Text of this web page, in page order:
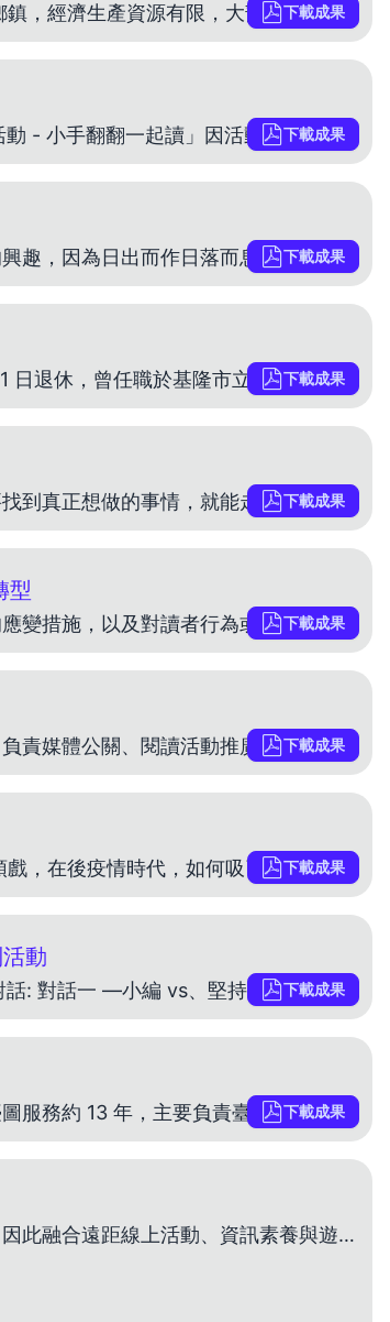
提案者 紀博妃 胡玉美 企劃感想 臺東縣延平鄉是典型偏鄉原住民鄉鎮，經濟生產資源有限，大部分人口都以農業生產為主，中低收入戶比率偏高，有鑑於此，希望透過繪本說故事的互動方式，啟發小朋友認識金錢的
下載成果
提案者 陳貞云 陳婉琦 企劃感想 「109 年臺中市閱讀起步走系列活動 - 小手翻翻一起讀」因活動規劃初期，適逢新型冠狀肺炎(COVID-19)疫情，無法預期疫情的未來發展，在館長的建議下，開始
下載成果
提案者 陳思儒 企劃感想 閱讀這件事本來就是鄉鎮長者較少涉略的興趣，因為日出而作日落而息的生活方式， 規律且單純，而且多數長者學歷較低，認字對長者來說，也是一道難題，聽到讀書總是退 避三舍。此次
下載成果
基隆市立文化中心圖書館約聘人員、彰化縣立文化中心圖書館約聘人員、臺北市立圖書館書記。本身主修的是 圖書
下載成果
提案者 洪敦明 企劃感想 過去輔導中輟生的經驗裡，一個孩子只要找到真正想做的事情，就能走出人生的卡關。為了接觸圖書館的潛在讀者 - 青少年，策展嘗試將「書」重新定義為人生未來之門的 「鑰匙」，借
下載成果
型
提案者 洪敦明 企劃感想 疫情下策劃閱讀推廣活動，考驗圖書館的應變措施，以及對讀者行為或心態改變的掌握度。企劃從眾多網友的提問為起點:14 天可以做什麼?可以追劇、大吃大喝、也可是閉關成為職人的
下載成果
提案者 蔡家嫻 企劃感想 服務於國立公共資訊圖書館輔導推廣科，負責媒體公關、閱讀活動推廣行銷、圖書館導覽解說服務。閱讀推廣行銷首重活動內容的共鳴度與趣味性，以「想見你野來閱讀」為主題，邀請民眾到
下載成果
提案者 李央晴 蔡佳勳 企劃感想 暑期活動一向是圖書館每年的重頭戲，在後疫情時代，如何吸引讀者回流更是一項挑戰。本次活動由國立公共資訊圖書館(以下簡稱國資圖)閱覽科李央晴負責活動主軸與視 覺設計
下載成果
動
提案者 蔡靜怡 企劃感想 時間回到 105 年 1 月，以下是兩段真實對話: 對話一 —小編 vs、堅持手繪稿的 A 作家追稿日常: 出版社小編:「老師好，請問最近可以交稿了嗎?」
下載成果
提案者 蔡蕙頻 企劃感想 我是國立臺灣圖書館館員蔡蕙頻，在國臺圖服務約 13 年，主要負責臺灣學推廣業務。 這幾年來，隨著各級學校課程的調整，臺灣文史教學越來越受到重視。為了規劃本項業務， 數次
下載成果
提案者 史修竹 企劃感想 因新冠疫情及社會對假訊息的認識增加，因此融合遠距線上活動、資訊素養與遊戲化 等元素，規劃線上 ARG 虛擬實境遊戲，以提升青少年資訊素養。活動以解謎遊戲做包裝， 劇情相